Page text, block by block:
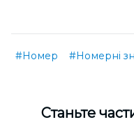
#Номер #Номерні
Cтаньте